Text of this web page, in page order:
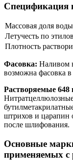
Спецификация
Массовая доля
Летучесть по
Плотность
Фасовка: Наливом
возможна фасовка
Растворяемые 648
штрихов и царапин
после шлифования.
Основные
применяемых с